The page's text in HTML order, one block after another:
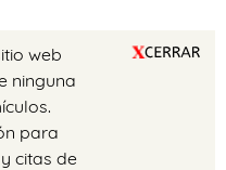
web
ninguna
para
citas de